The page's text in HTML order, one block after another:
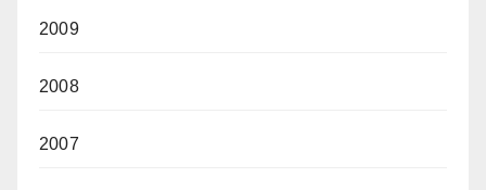
2009
2008
2007